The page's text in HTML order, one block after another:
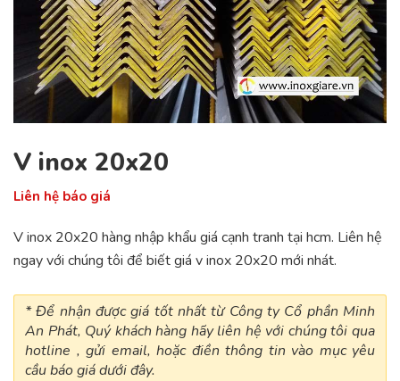
V inox 20x20
Liên hệ báo giá
V inox 20x20 hàng nhập khẩu giá cạnh tranh tại hcm. Liên hệ
ngay với chúng tôi để biết giá v inox 20x20 mới nhát.
* Để nhận được giá tốt nhất từ Công ty Cổ phần Minh
An Phát, Quý khách hàng hãy liên hệ với chúng tôi qua
hotline , gửi email, hoặc điền thông tin vào mục yêu
cầu báo giá dưới đây.